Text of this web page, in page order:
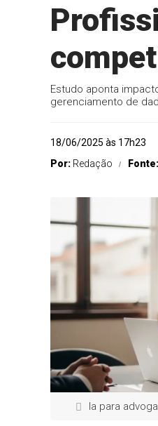
Estudo aponta
gerenciamento de
18/06/2025 às 17h23
Por: Redação Fonte:
Ia para